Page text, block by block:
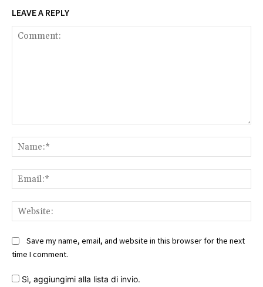
LEAVE A REPLY
Save my name, email, and website in this browser for the next
time I comment.
Sì, aggiungimi alla lista di invio.